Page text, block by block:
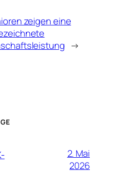
zeigen eine
→
2. Mai
2026